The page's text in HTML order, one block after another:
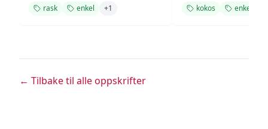
rask enkel +1 kokos enkel
← Tilbake til alle oppskrifter